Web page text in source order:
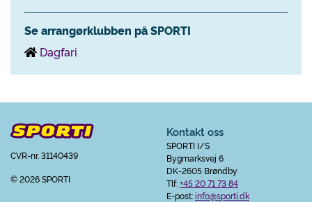
Se arrangørklubben på SPORTI
Dagfari
CVR-nr. 31140439
© 2026 SPORTI
Kontakt oss
SPORTI I/S
Bygmarksvej 6
DK-2605 Brøndby
Tlf:+45 20 71 73 84
E-post:info@sporti.dk